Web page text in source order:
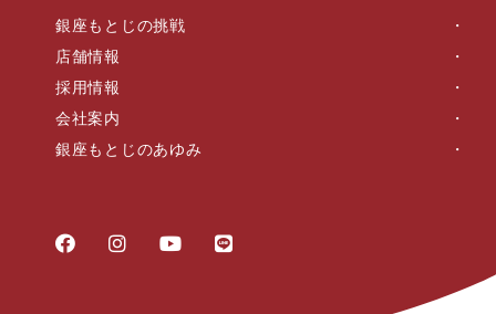
銀座もとじの挑戦
店舗情報
採用情報
会社案内
銀座もとじのあゆみ